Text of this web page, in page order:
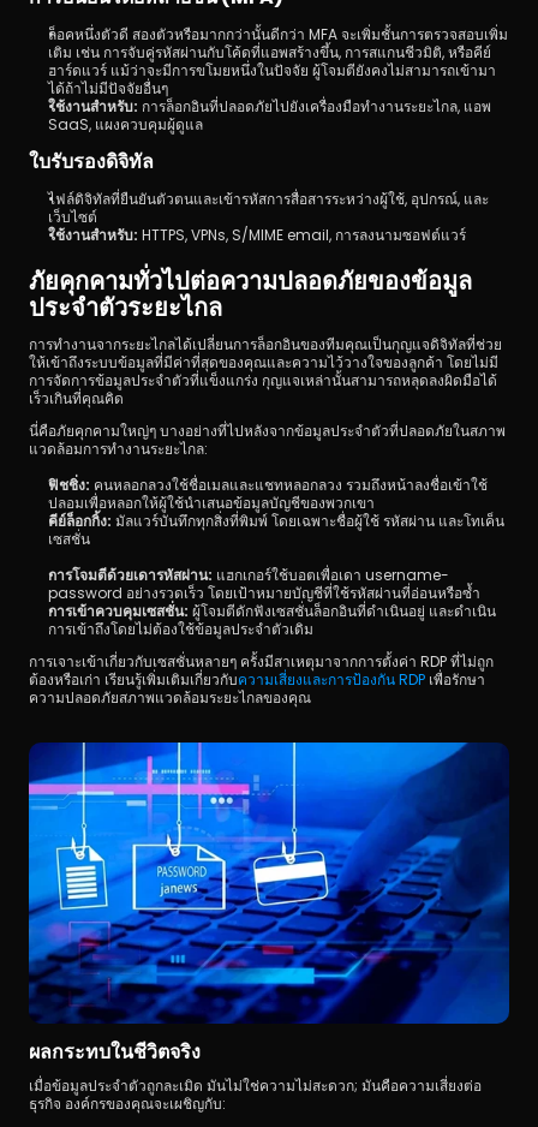
ล็อคหนึ่งตัวดี สองตัวหรือมากกว่านั้นดีกว่า MFA จะเพิ่มชั้นการตรวจสอบเพิ่ม
เติม เช่น การจับคู่รหัสผ่านกับโค้ดที่แอพสร้างขึ้น, การสแกนชีวมิติ, หรือคีย์
ฮาร์ดแวร์ แม้ว่าจะมีการขโมยหนึ่งในปัจจัย ผู้โจมตียังคงไม่สามารถเข้ามา
ได้ถ้าไม่มีปัจจัยอื่นๆ
ใช้งานสำหรับ: การล็อกอินที่ปลอดภัยไปยังเครื่องมือทำงานระยะไกล, แอพ
SaaS, แผงควบคุมผู้ดูแล
ใบรับรองดิจิทัล
ไฟล์ดิจิทัลที่ยืนยันตัวตนและเข้ารหัสการสื่อสารระหว่างผู้ใช้, อุปกรณ์, และ
เว็บไซต์
ใช้งานสำหรับ: HTTPS, VPNs, S/MIME email, การลงนามซอฟต์แวร์
ภัยคุกคามทั่วไปต่อความปลอดภัยของข้อมูล
ประจำตัวระยะไกล
การทำงานจากระยะไกลได้เปลี่ยนการล็อกอินของทีมคุณเป็นกุญแจดิจิทัลที่ช่วย
ให้เข้าถึงระบบข้อมูลที่มีค่าที่สุดของคุณและความไว้วางใจของลูกค้า โดยไม่มี
การจัดการข้อมูลประจำตัวที่แข็งแกร่ง กุญแจเหล่านั้นสามารถหลุดลงผิดมือได้
เร็วเกินที่คุณคิด
นี่คือภัยคุกคามใหญ่ๆ บางอย่างที่ไปหลังจากข้อมูลประจำตัวที่ปลอดภัยในสภาพ
แวดล้อมการทำงานระยะไกล:
ฟิชชิ่ง: คนหลอกลวงใช้ชื่อเมลและแชทหลอกลวง รวมถึงหน้าลงชื่อเข้าใช้
ปลอมเพื่อหลอกให้ผู้ใช้นำเสนอข้อมูลบัญชีของพวกเขา
คีย์ล็อกกิ้ง: มัลแวร์บันทึกทุกสิ่งที่พิมพ์ โดยเฉพาะชื่อผู้ใช้ รหัสผ่าน และโทเค็น
เซสชั่น
การโจมตีด้วยเดารหัสผ่าน: แฮกเกอร์ใช้บอตเพื่อเดา username-
password อย่างรวดเร็ว โดยเป้าหมายบัญชีที่ใช้รหัสผ่านที่อ่อนหรือซ้ำ
การเข้าควบคุมเซสชั่น: ผู้โจมตีดักฟังเซสชั่นล็อกอินที่ดำเนินอยู่ และดำเนิน
การเข้าถึงโดยไม่ต้องใช้ข้อมูลประจำตัวเดิม
การเจาะเข้าเกี่ยวกับเซสชั่นหลายๆ ครั้งมีสาเหตุมาจากการตั้งค่า RDP ที่ไม่ถูก
ต้องหรือเก่า เรียนรู้เพิ่มเติมเกี่ยวกับความเสี่ยงและการป้องกัน RDP เพื่อรักษา
ความปลอดภัยสภาพแวดล้อมระยะไกลของคุณ
ผลกระทบในชีวิตจริง
เมื่อข้อมูลประจำตัวถูกละเมิด มันไม่ใช่ความไม่สะดวก; มันคือความเสี่ยงต่อ
ธุรกิจ องค์กรของคุณจะเผชิญกับ: